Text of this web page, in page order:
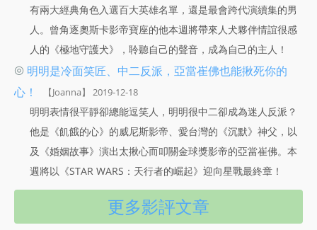
有兩大經典角色入選百大英雄名單，還是最會跨代演續集的男
人。曾角逐奧斯卡影帝寶座的他本週將帶來人犬夥伴情誼很感
人的《極地守護犬》，聆聽自己的聲音，成為自己的主人！
◎ 明明是冷面笑匠、中二反派，亞當崔佛也能揪死你的
心！
【Joanna】 2019-12-18
明明表情很平靜卻總能逗笑人，明明很中二卻成為迷人反派？
他是《飢餓的心》的威尼斯影帝、愛台灣的《沉默》神父，以
及《婚姻故事》演出太揪心而叩關金球獎影帝的亞當崔佛。本
週將以《STAR WARS：天行者的崛起》迎向星戰最終章！
更多影評文章